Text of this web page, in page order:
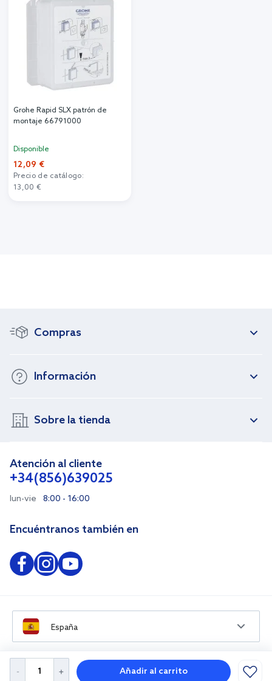
Añadir al carrito
Grohe Rapid SLX patrón de
montaje 66791000
Disponible
12,09 €
Precio de catálogo:
13,00 €
Compras
Información
Sobre la tienda
Atención al cliente
+34(856)639025
lun-vie 8:00 - 16:00
Encuéntranos también en
España